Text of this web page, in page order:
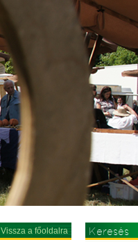
Vissza a főoldalra Keresés